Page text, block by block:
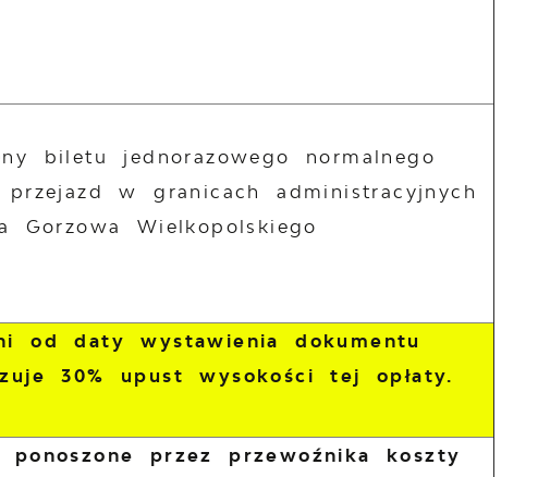
biletu jednorazowego normalnego
przejazd w granicach administracyjnych
Gorzowa Wielkopolskiego
od daty wystawienia dokumentu
30% upust wysokości tej opłaty.
przez przewoźnika koszty